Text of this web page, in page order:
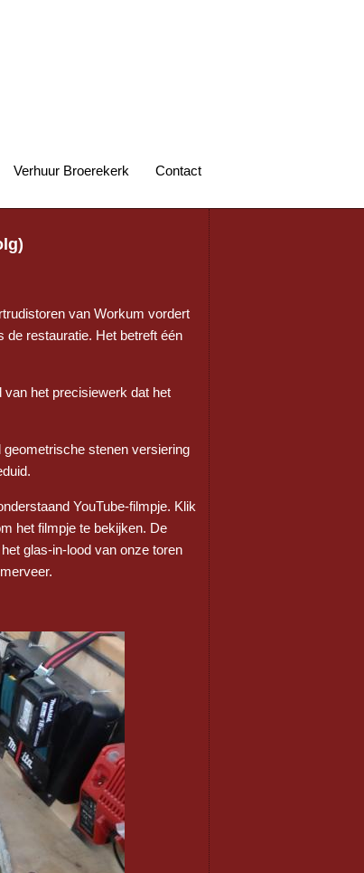
Verhuur Broerekerk Contact
van Workum vordert
de restauratie. Het betreft één
van het precisiewerk dat het
stenen versiering
YouTube-filmpje. Klik
het filmpje te bekijken. De
glas-in-lood van onze toren